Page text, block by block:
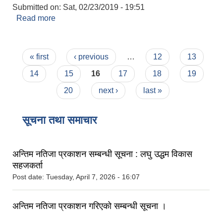
Submitted on: Sat, 02/23/2019 - 19:51
Read more
Pages
« first ‹ previous … 12
13
14
15 16 17 18
19
20
next › last »
सूचना तथा समाचार
अन्तिम नतिजा प्रकाशन सम्बन्धी सूचना : लघु उद्धम विकास
सहजकर्ता
Post date: Tuesday, April 7, 2026 - 16:07
अन्तिम नतिजा प्रकाशन गरिएको सम्बन्धी सूचना ।